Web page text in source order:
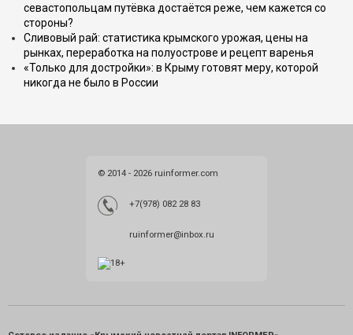
севастопольцам путёвка достаётся реже, чем кажется со
стороны?
Сливовый рай: статистика крымского урожая, цены на
рынках, переработка на полуострове и рецепт варенья
«Только для достройки»: в Крыму готовят меру, которой
никогда не было в России
© 2014 - 2026 ruinformer.com
+7(978) 082 28 83
ruinformer@inbox.ru